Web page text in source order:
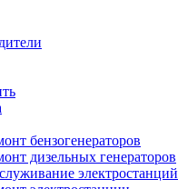
бензогенераторов
дизельных генераторов
электростанций